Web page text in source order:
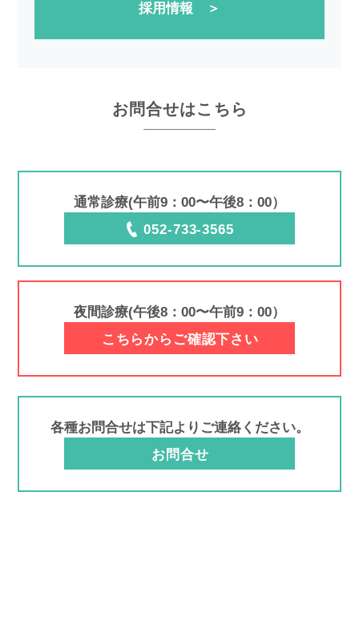
採用情報 ＞
お問合せはこちら
通常診療(午前9：00〜午後8：00）
052-733-3565
夜間診療(午後8：00〜午前9：00）
こちらからご確認下さい
各種お問合せは下記よりご連絡ください。
お問合せ